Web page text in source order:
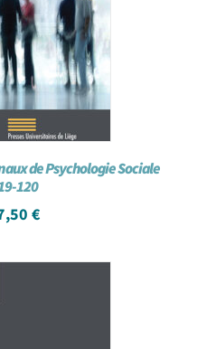
de Psychologie Sociale
120
€